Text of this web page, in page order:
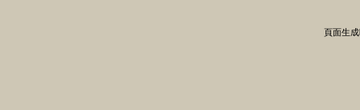
頁面生